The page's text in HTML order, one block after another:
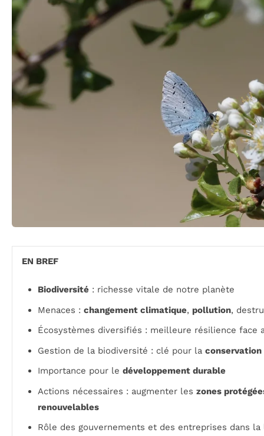
EN BREF
Biodiversité : richesse vitale de notre planète
Menaces : changement climatique, pollution,
Écosystèmes diversifiés : meilleure résilience face
Gestion de la biodiversité : clé pour la conservation
Importance pour le développement durable
Actions nécessaires : augmenter les zones
renouvelables
Rôle des gouvernements et des entreprises dans la